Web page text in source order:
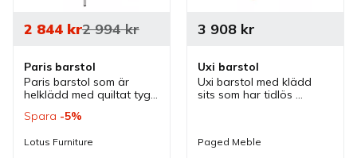
Paris barstol
Paris barstol som är
helklädd med quiltat tyg
det finns olika sitthöjder
2 844kr2 994kr
Spara 5%
Lotus Furniture
Uxi barstol
Uxi barstol med klädd
sits som har tidlös
bra i flera olika miljöer.
3 908kr
Paged Meble